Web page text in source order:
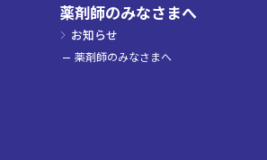
薬剤師のみなさまへ
お知らせ
薬剤師のみなさまへ